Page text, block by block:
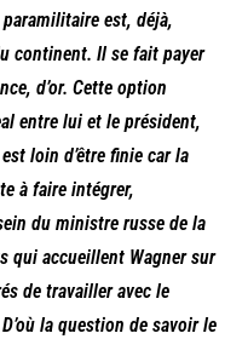
est, déjà,
continent. Il se fait payer
d’or. Cette option
entre lui et le président,
loin d’être finie car la
à faire intégrer,
du ministre russe de la
qui accueillent Wagner sur
de travailler avec le
la question de savoir le